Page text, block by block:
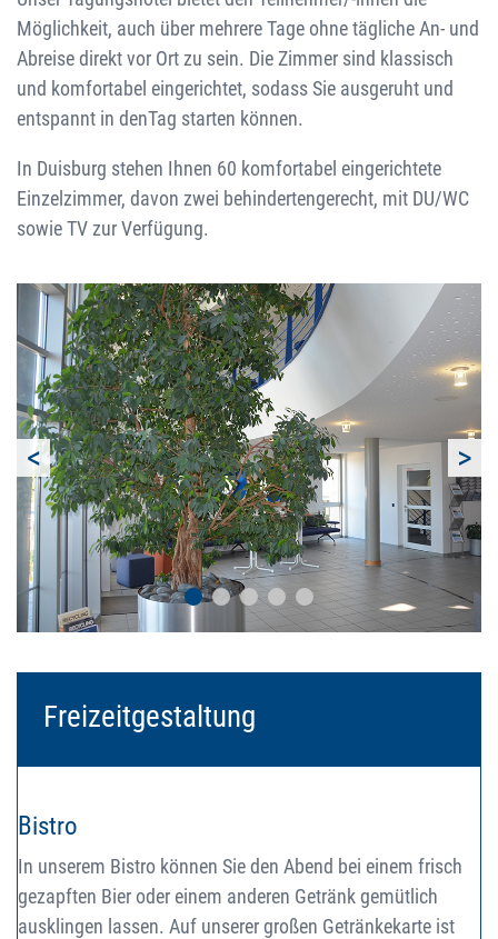
Möglichkeit, auch über mehrere Tage ohne tägliche An- und
Abreise direkt vor Ort zu sein. Die Zimmer sind klassisch
und komfortabel eingerichtet, sodass Sie ausgeruht und
entspannt in denTag starten können.
In Duisburg stehen Ihnen 60 komfortabel eingerichtete
Einzelzimmer, davon zwei behindertengerecht, mit DU/WC
sowie TV zur Verfügung.
< >
Freizeitgestaltung
Bistro
In unserem Bistro können Sie den Abend bei einem frisch
gezapften Bier oder einem anderen Getränk gemütlich
ausklingen lassen. Auf unserer großen Getränkekarte ist